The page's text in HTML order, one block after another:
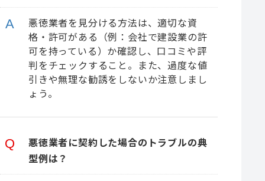
悪徳業者を見分ける方法は、適切な資
格・許可がある（例：会社で建設業の許
可を持っている）か確認し、口コミや評
判をチェックすること。また、過度な値
引きや無理な勧誘をしないか注意しまし
ょう。
悪徳業者に契約した場合のトラブルの典
型例は？